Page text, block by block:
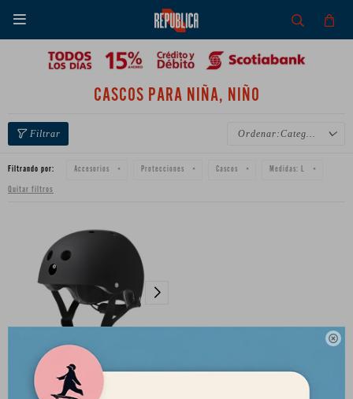


CASCOS PARA NIÑA, NIÑO
Categoría
Filtrando por: Accesorios Protecciones Cascos Medidas: L
Quitar filtros